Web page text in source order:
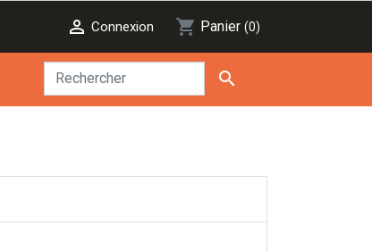
 Connexion shopping_cart Panier (0)
